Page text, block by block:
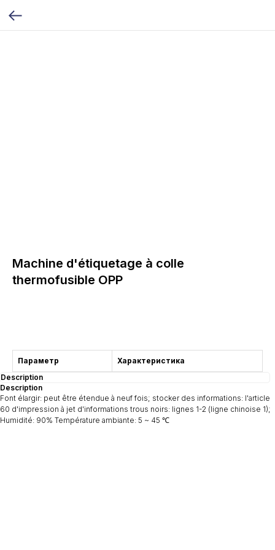
Machine d'étiquetage à colle
thermofusible OPP
Параметр
Характеристика
Description
Description
Font élargir: peut être étendue à neuf fois; stocker des informations: l'article
60 d'impression à jet d'informations trous noirs: lignes 1-2 (ligne chinoise 1);
Humidité: 90% Température ambiante: 5 ~ 45 ℃